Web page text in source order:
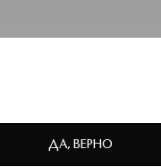
ДА, ВЕРНО